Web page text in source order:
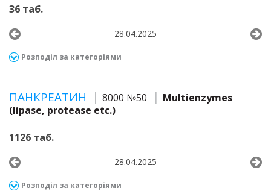
36 таб.
28.04.2025
Розподіл за категоріями
ПАНКРЕАТИН 8000 №50
Multienzymes
(lipase, protease etc.)
1126 таб.
28.04.2025
Розподіл за категоріями